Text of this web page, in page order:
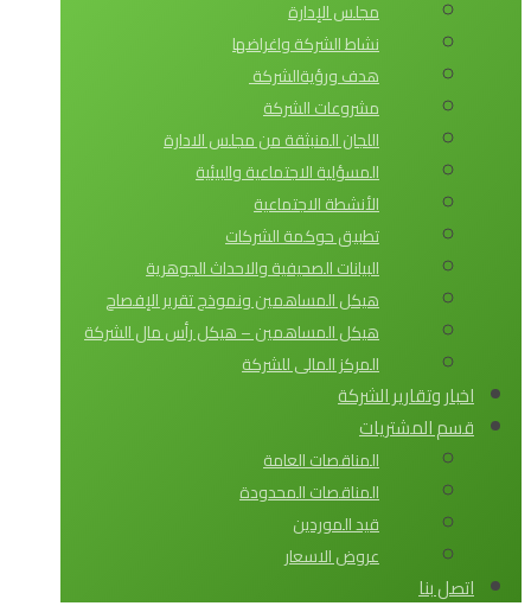
مجلس الإدارة
نشاط الشركة واغراضها
هدف ورؤيةالشركة
مشروعات الشركة
اللجان المنبثقة من مجلس الادارة
المسؤلية الاجتماعية والبيئية
الأنشطة الاجتماعية
تطبيق حوكمة الشركات
البيانات الصحيفية والاحداث الجوهرية
هيكل المساهمين ونموذج تقرير الإفصاح
هيكل المساهمين – هيكل رأس مال الشركة
المركز المالى للشركة
اخبار وتقارير الشركة
قسم المشتريات
المناقصات العامة
المناقصات المحدودة
قيد الموردين
عروض الاسعار
اتصل بنا